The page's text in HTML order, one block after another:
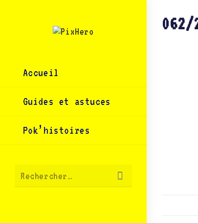
content
Accueil
Guides et astuces
Pok’histoires
Rechercher…